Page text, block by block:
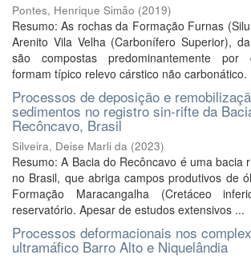
Pontes, Henrique Simão (2019)
Resumo: As rochas da Formação Furnas
Arenito Vila Velha (Carbonífero Superior),
são compostas predominantemente por
formam típico relevo cárstico não carbonático.
Processos de deposição e
sedimentos no registro sin-rifte da
Recôncavo, Brasil
Silveira, Deise Marli da (2023)
Resumo: A Bacia do Recôncavo é uma bacia
no Brasil, que abriga campos produtivos de
Formação Maracangalha (Cretáceo
reservatório. Apesar de estudos extensivos ...
Processos deformacionais nos
ultramáfico Barro Alto e Niquelândia